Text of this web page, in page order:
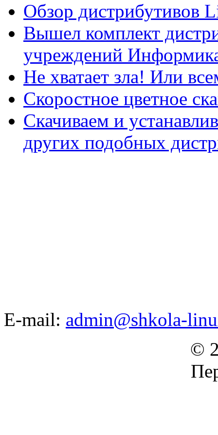
Обзор дистрибутивов
Вышел комплект
учреждений
Не хватает зла! Или
Скоростное цветное
Скачиваем и
других подобных
E-mail: admin@shkola-
©